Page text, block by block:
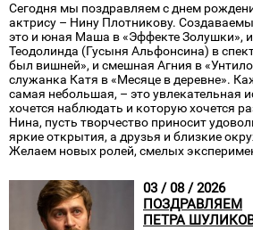
Сегодня мы поздравляем с днем
актрису – Нину Плотникову.
это и юная Маша в «Эффекте Золушки»,
Теодолинда (Гусыня Альфонсина) в
был вишней», и смешная Агния в
служанка Катя в «Месяце в деревне».
самая небольшая, – это увлекательная
хочется наблюдать и которую хочется
Нина, пусть творчество приносит
яркие открытия, а друзья и близкие
Желаем новых ролей, смелых
03 / 08 / 2026
ПОЗДРАВЛЯЕМ
ПЕТРА